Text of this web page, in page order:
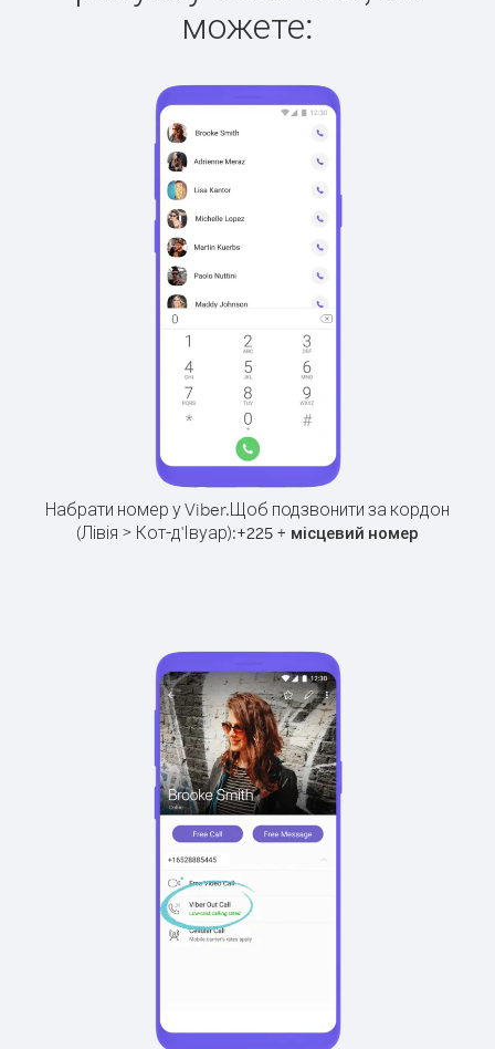
можете:
Набрати номер у Viber.Щоб подзвонити за кордон
(Лівія > Кот-д'Івуар):+225 + місцевий номер